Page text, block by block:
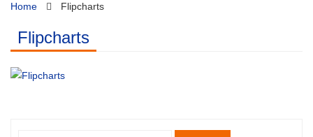
Home Flipcharts
Flipcharts